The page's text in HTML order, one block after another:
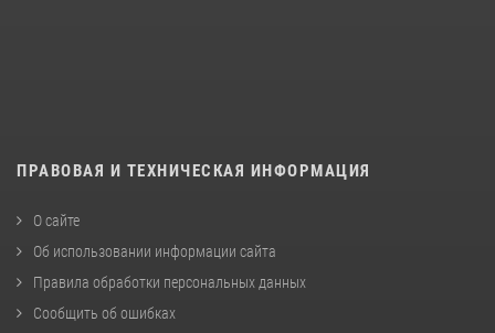
ПРАВОВАЯ И ТЕХНИЧЕСКАЯ ИНФОРМАЦИЯ
О сайте
Об использовании информации сайта
Правила обработки персональных данных
Сообщить об ошибках